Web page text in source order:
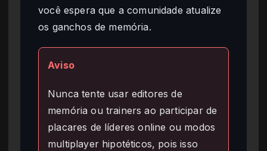
você espera que a comunidade atualize
os ganchos de memória.
Aviso
Nunca tente usar editores de
memória ou trainers ao participar de
placares de líderes online ou modos
multiplayer hipotéticos, pois isso